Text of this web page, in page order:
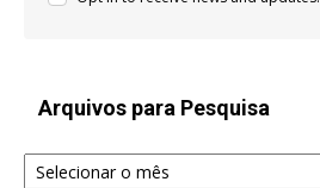
Arquivos para Pesquisa
Arquivos
para